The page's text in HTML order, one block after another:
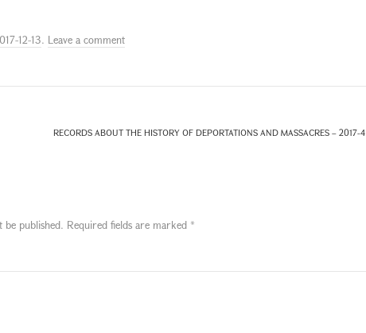
12-13. Leave a comment
RECORDS ABOUT THE HISTORY OF DEPORTATIONS AND MASSACRES – 2017-4
be published. Required fields are marked *